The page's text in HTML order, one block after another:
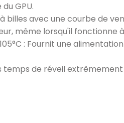
GPU.
billes avec une courbe de
même lorsqu'il fonctionne
: Fournit une
temps de réveil